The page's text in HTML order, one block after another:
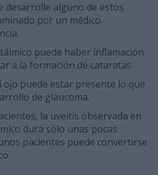
desarrolle alguno de estos
por un médico
puede haber inflamación
a la formación de cataratas.
ojo puede estar presente lo que
de glaucoma.
la uveitis observada en
dura sólo unas pocas
pacientes puede convertirse